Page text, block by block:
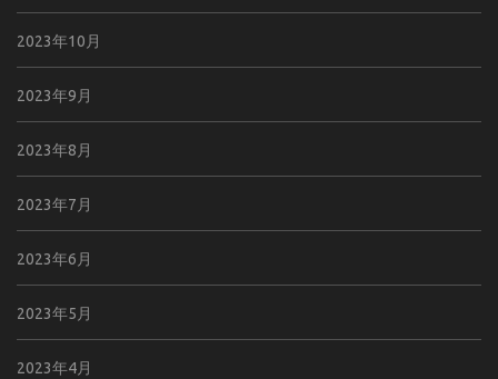
2023年10月
2023年9月
2023年8月
2023年7月
2023年6月
2023年5月
2023年4月